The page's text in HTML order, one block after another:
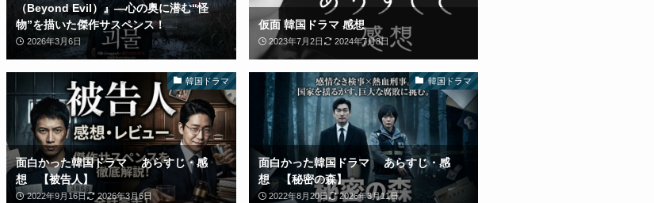
（Beyond Evil）』―心の奥に潜む“怪
物”を描いた傑作サスペンス！
2026年3月6日
仮面 韓国ドラマ 感想
2023年7月2日 2024年7月8日
韓国ドラマ
面白かった韓国ドラマ あらすじ・感
想 【被告人】
2022年9月16日 2026年3月6日
韓国ドラマ
面白かった韓国ドラマ あらすじ・感
想 【秘密の森】
2022年8月20日 2026年3月11日